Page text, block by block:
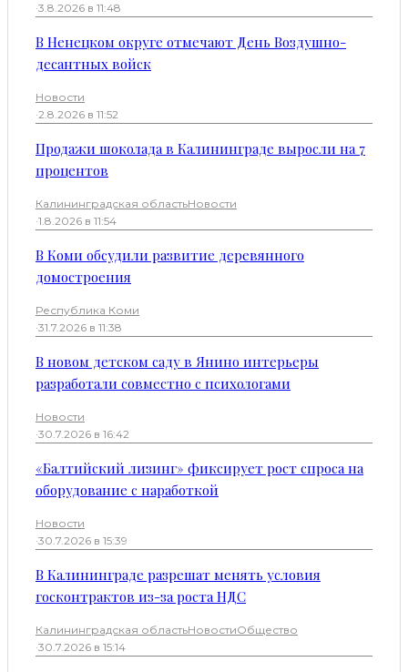
·3.8.2026 в 11:48
В Ненецком округе отмечают День Воздушно-
десантных войск
Новости
·2.8.2026 в 11:52
Продажи шоколада в Калининграде выросли на 7
процентов
Калининградская областьНовости
·1.8.2026 в 11:54
В Коми обсудили развитие деревянного
домостроения
Республика Коми
·31.7.2026 в 11:38
В новом детском саду в Янино интерьеры
разработали совместно с психологами
Новости
·30.7.2026 в 16:42
«Балтийский лизинг» фиксирует рост спроса на
оборудование с наработкой
Новости
·30.7.2026 в 15:39
В Калининграде разрешат менять условия
госконтрактов из-за роста НДС
Калининградская областьНовостиОбщество
·30.7.2026 в 15:14